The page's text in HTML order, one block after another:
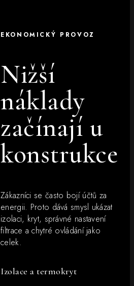
EKONOMICKÝ PROVOZ
Nižší
náklady
začínají u
konstrukce
Zákazníci se často bojí účtů za
energii. Proto dává smysl ukázat
izolaci, kryt, správné nastavení
filtrace a chytré ovládání jako
celek.
Izolace a termokryt